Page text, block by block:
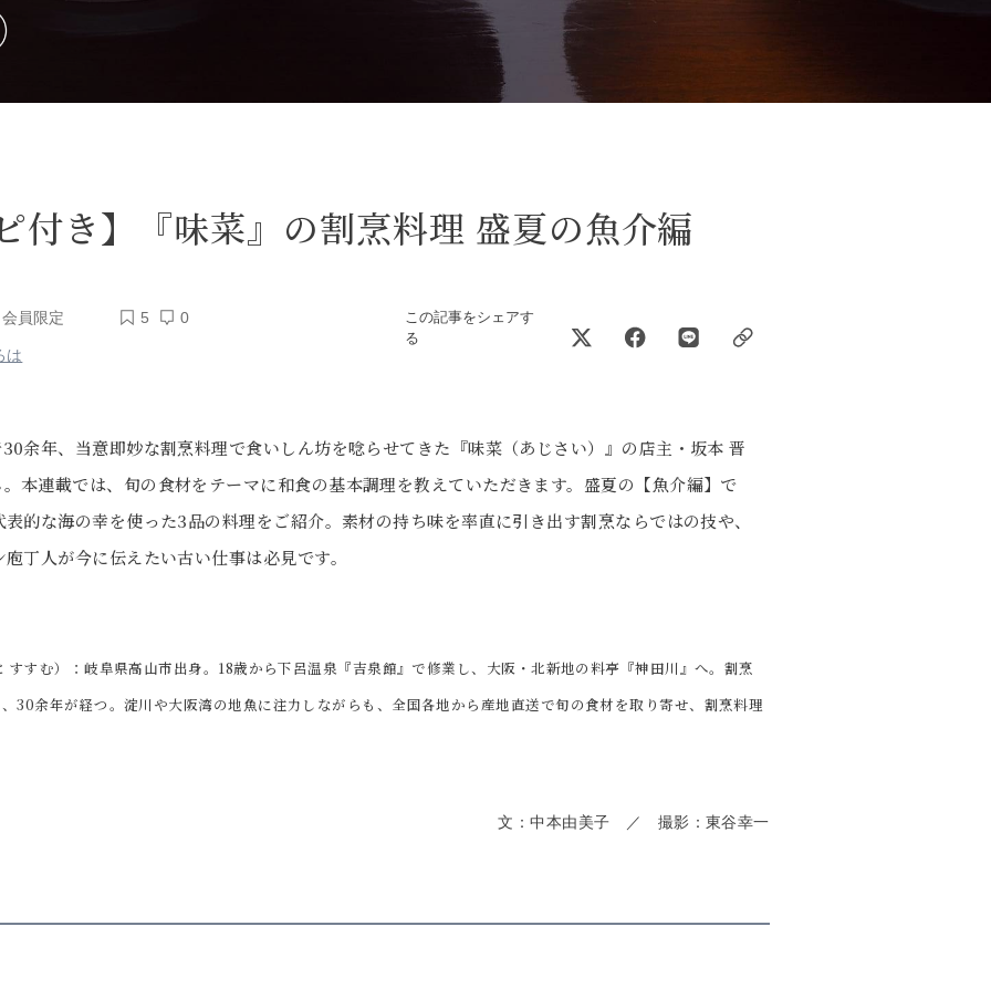
付き】『味菜』の割烹料理 盛夏の魚介編
会員限定 5 0
は
この記事をシェアす
る
余年、当意即妙な割烹料理で食いしん坊を唸らせてきた『味菜（あじさい）』の店主・坂本 晋
本連載では、旬の食材をテーマに和食の基本調理を教えていただきます。盛夏の【魚介編】で
的な海の幸を使った3品の料理をご紹介。素材の持ち味を率直に引き出す割烹ならではの技や、
丁人が今に伝えたい古い仕事は必見です。
すすむ）：岐阜県高山市出身。18歳から下呂温泉『吉泉館』で修業し、大阪・北新地の料亭『神田川』へ。割烹
30余年が経つ。淀川や大阪湾の地魚に注力しながらも、全国各地から産地直送で旬の食材を取り寄せ、割烹料理
文：中本由美子 ／ 撮影：東谷幸一